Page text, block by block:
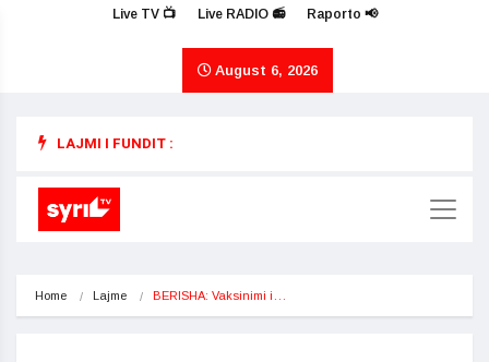
Live TV 📺 Live RADIO 📻 Raporto 📢
August 6, 2026
LAJMI I FUNDIT :
Home Lajme BERISHA: Vaksinimi i…